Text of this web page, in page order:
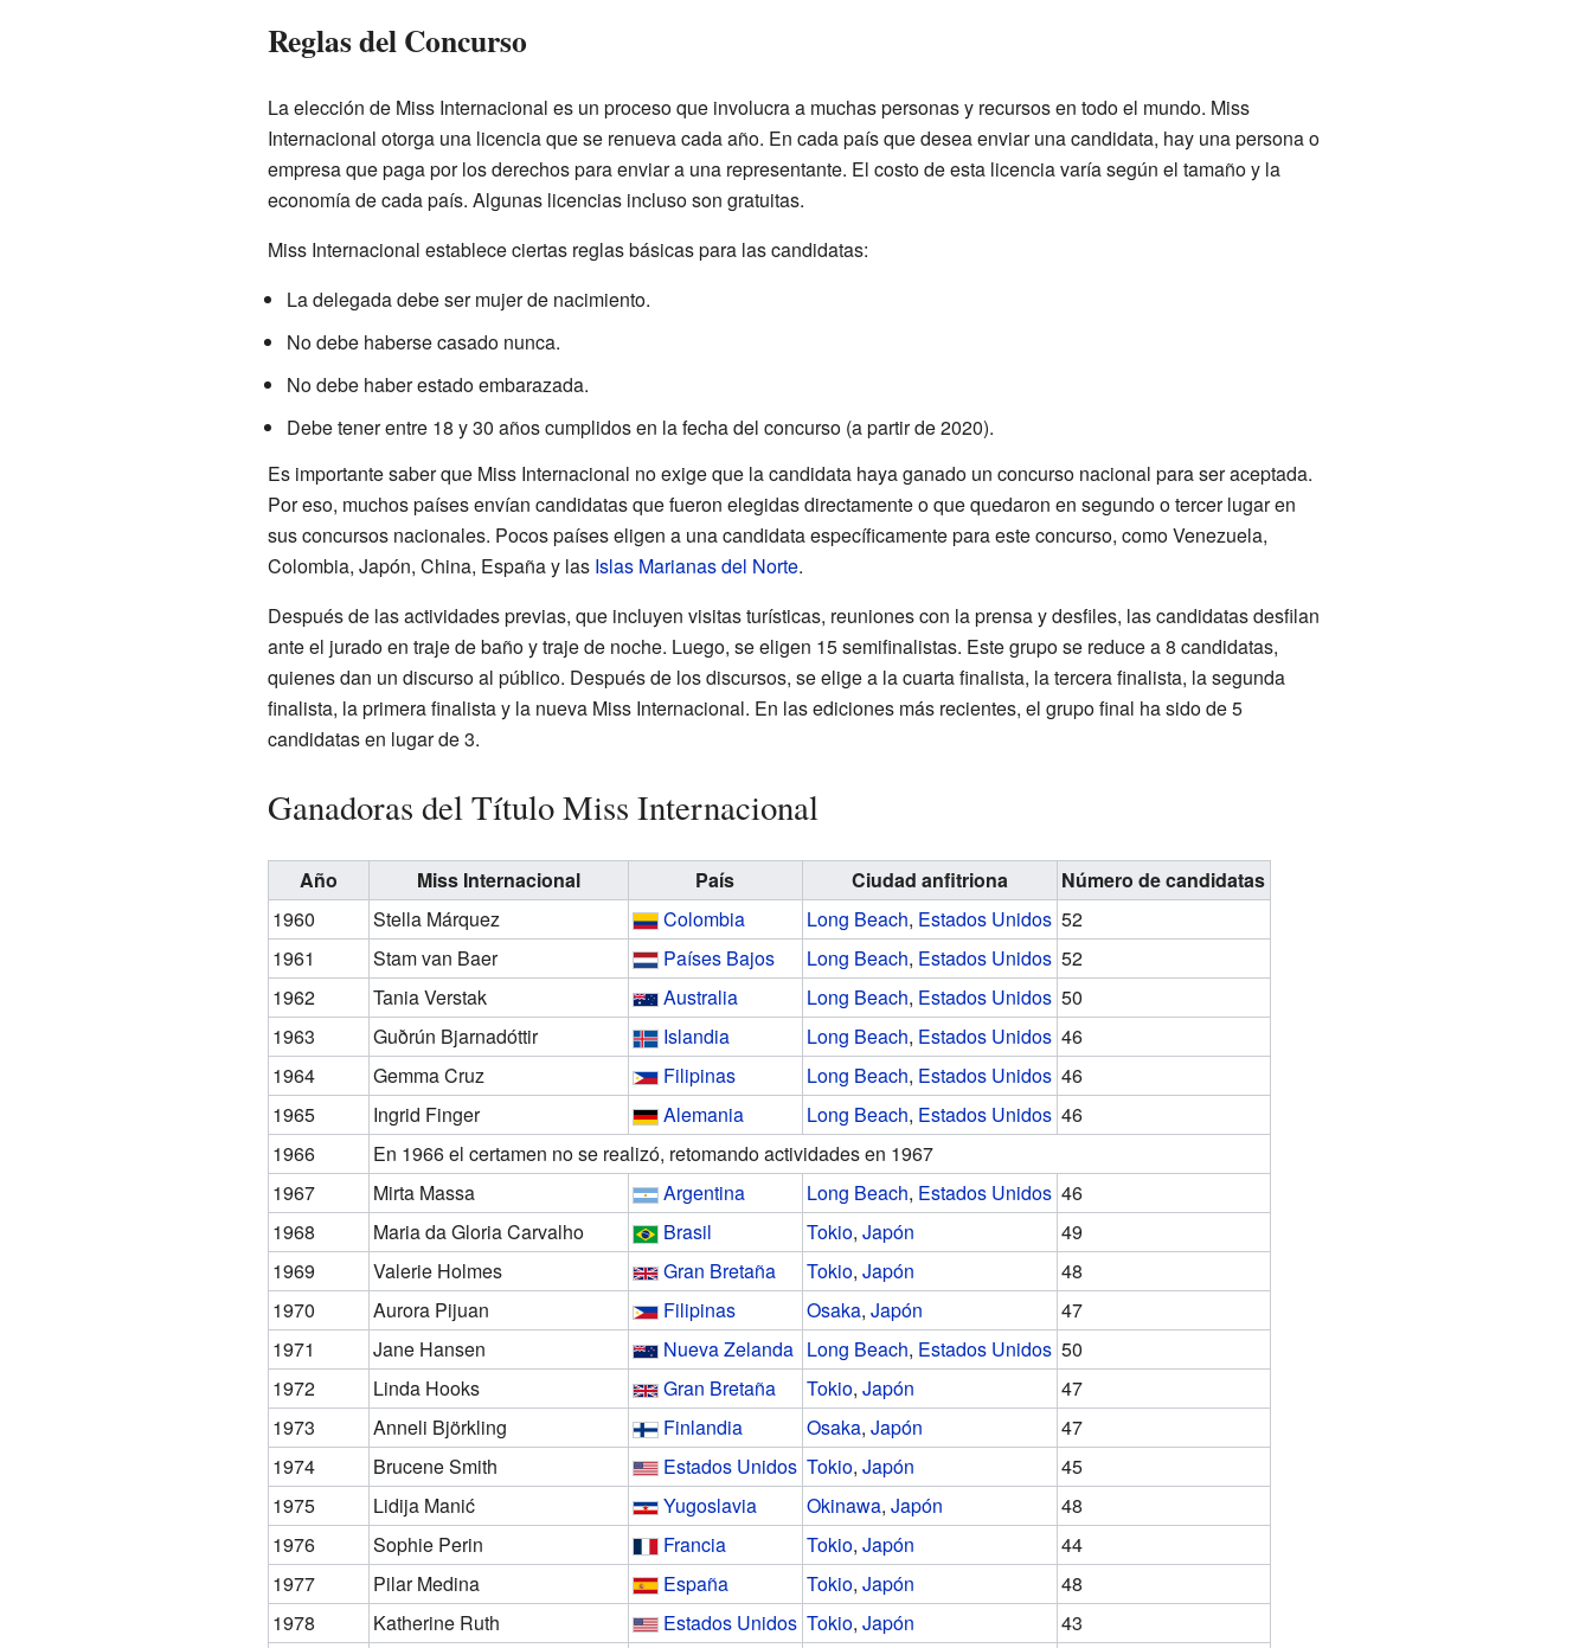
Reglas del Concurso
La elección de Miss Internacional es un proceso que involucra a muchas personas y recursos en todo el mundo. Miss
Internacional otorga una licencia que se renueva cada año. En cada país que desea enviar una candidata, hay una persona o
empresa que paga por los derechos para enviar a una representante. El costo de esta licencia varía según el tamaño y la
economía de cada país. Algunas licencias incluso son gratuitas.
Miss Internacional establece ciertas reglas básicas para las candidatas:
La delegada debe ser mujer de nacimiento.
No debe haberse casado nunca.
No debe haber estado embarazada.
Debe tener entre 18 y 30 años cumplidos en la fecha del concurso (a partir de 2020).
Es importante saber que Miss Internacional no exige que la candidata haya ganado un concurso nacional para ser aceptada.
Por eso, muchos países envían candidatas que fueron elegidas directamente o que quedaron en segundo o tercer lugar en
sus concursos nacionales. Pocos países eligen a una candidata específicamente para este concurso, como Venezuela,
Colombia, Japón, China, España y las Islas Marianas del Norte.
Después de las actividades previas, que incluyen visitas turísticas, reuniones con la prensa y desfiles, las candidatas desfilan
ante el jurado en traje de baño y traje de noche. Luego, se eligen 15 semifinalistas. Este grupo se reduce a 8 candidatas,
quienes dan un discurso al público. Después de los discursos, se elige a la cuarta finalista, la tercera finalista, la segunda
finalista, la primera finalista y la nueva Miss Internacional. En las ediciones más recientes, el grupo final ha sido de 5
candidatas en lugar de 3.
Ganadoras del Título Miss Internacional
Año Miss Internacional País Ciudad anfitriona
Número de candidatas
1960
Stella Márquez Colombia Long Beach, Estados Unidos 52
1961
Stam van Baer Países Bajos Long Beach, Estados Unidos 52
1962
Tania Verstak Australia Long Beach, Estados Unidos 50
1963
Guðrún Bjarnadóttir Islandia Long Beach, Estados Unidos 46
1964
Gemma Cruz Filipinas Long Beach, Estados Unidos 46
1965
Ingrid Finger Alemania Long Beach, Estados Unidos 46
1966
En 1966 el certamen no se realizó, retomando actividades en 1967
1967
Mirta Massa Argentina Long Beach, Estados Unidos 46
1968
Maria da Gloria Carvalho Brasil Tokio, Japón
49
1969
Valerie Holmes Gran Bretaña Tokio, Japón
48
1970
Aurora Pijuan Filipinas Osaka, Japón
47
1971
Jane Hansen Nueva Zelanda Long Beach, Estados Unidos 50
1972
Linda Hooks Gran Bretaña Tokio, Japón
47
1973
Anneli Björkling Finlandia Osaka, Japón
47
1974
Brucene Smith Estados Unidos Tokio, Japón
45
1975
Lidija Manić Yugoslavia Okinawa, Japón
48
1976
Sophie Perin Francia Tokio, Japón
44
1977
Pilar Medina España Tokio, Japón
48
1978
Katherine Ruth Estados Unidos Tokio, Japón 43